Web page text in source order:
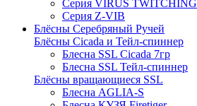
Серия VIRUS TWITCHING
Серия Z-VIB
Блёсны Серебряный Ручей
Блёсны Cicada и Тейл-спиннер
Блесна SSL Cicada 7гр
Блесна SSL Тейл-спиннер
Блёсны вращающиеся SSL
Блесна AGLIA-S